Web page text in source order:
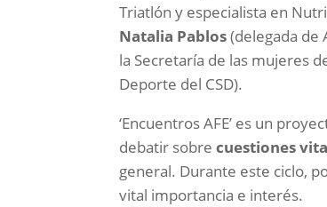
Triatlón y especialista en
Natalia Pablos(delegada de
la Secretaría de las mujeres
Deporte del CSD).
‘Encuentros AFE’ es un
debatir sobrecuestiones
general. Durante este ciclo,
vital importancia e interés.